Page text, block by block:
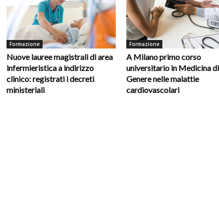
Formazione
Nuove lauree magistrali di area
infermieristica a indirizzo
clinico: registrati i decreti
ministeriali
Formazione
A Milano primo corso
universitario in Medicina di
Genere nelle malattie
cardiovascolari